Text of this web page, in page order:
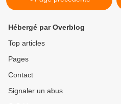
Hébergé par Overblog
Top articles
Pages
Contact
Signaler un abus